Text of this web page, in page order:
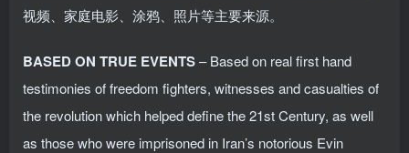
视频、家庭电影、涂鸦、照片等主要来源。
BASED ON TRUE EVENTS– Based on real first hand
testimonies of freedom fighters, witnesses and casualties of
the revolution which helped define the 21st Century, as well
as those who were imprisoned in Iran’s notorious Evin